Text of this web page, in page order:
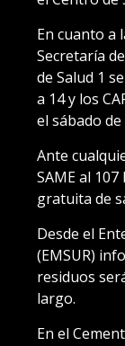
En cuanto a
Secretaría
de Salud 1
a 14 y los
el sábado de
Ante
SAME al
gratuita de
Desde el
(EMSUR)
residuos
largo.
En el